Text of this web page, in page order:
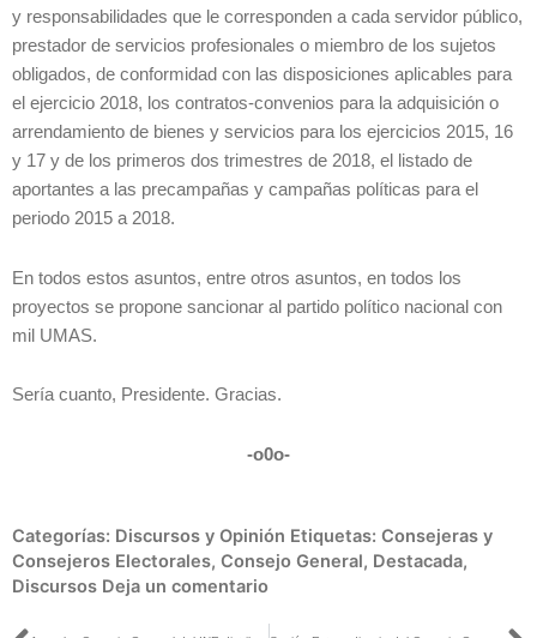
y responsabilidades que le corresponden a cada servidor público,
prestador de servicios profesionales o miembro de los sujetos
obligados, de conformidad con las disposiciones aplicables para
el ejercicio 2018, los contratos-convenios para la adquisición o
arrendamiento de bienes y servicios para los ejercicios 2015, 16
y 17 y de los primeros dos trimestres de 2018, el listado de
aportantes a las precampañas y campañas políticas para el
periodo 2015 a 2018.
En todos estos asuntos, entre otros asuntos, en todos los
proyectos se propone sancionar al partido político nacional con
mil UMAS.
Sería cuanto, Presidente. Gracias.
-o0o-
Categorías: Discursos y Opinión Etiquetas: Consejeras y
Consejeros Electorales, Consejo General, Destacada,
Discursos Deja un comentario